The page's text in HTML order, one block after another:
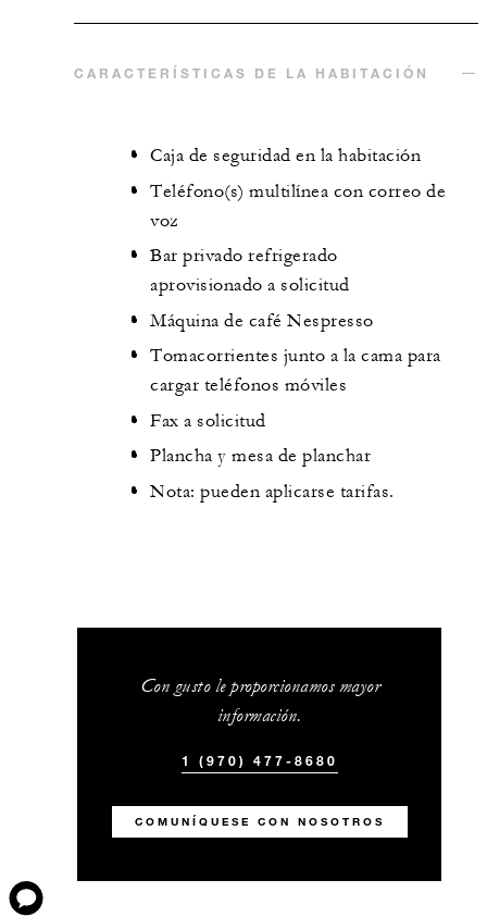
CARACTERÍSTICAS DE LA HABITACIÓN
Caja de seguridad en la habitación
Teléfono(s) multilínea con correo de
voz
Bar privado refrigerado
aprovisionado a solicitud
Máquina de café Nespresso
Tomacorrientes junto a la cama para
cargar teléfonos móviles
Fax a solicitud
Plancha y mesa de planchar
Nota: pueden aplicarse tarifas.
Con gusto le proporcionamos mayor
información.
1 (970) 477-8680
COMUNÍQUESE CON NOSOTROS